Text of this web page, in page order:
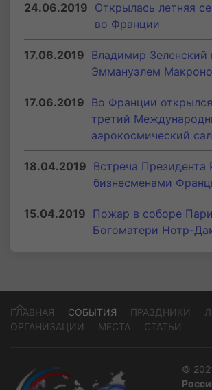
24.06.2019 Открылась летняя
во Франции
17.06.2019 Владимир Зеленский
Эммануэлем
17.06.2019 Во Франции
третий
аэрокосмический
18.04.2019 Встреча Президента
бизнесменами
15.04.2019 Пожар в соборе
Богоматери Нотр-
ГЛАВНАЯ СОБЫТИЯ ПРАЗДНИКИ
ОРГАНИЗАЦИИ
МЕСТА СТАТЬИ
©